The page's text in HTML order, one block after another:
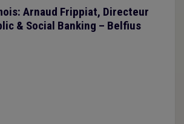
Arnaud Frippiat, Directeur
& Social Banking – Belfius